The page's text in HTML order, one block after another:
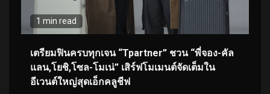
1 min read
เตรียมฟินครบทุกเจน “Tpartner” ชวน “พี่จอง-คัล
แลน,โยชิ,โซล-โมเน่” เสิร์ฟโมเมนต์จัดเต็มใน
อีเวนต์ใหญ่สุดเอ็กคลูชีฟ